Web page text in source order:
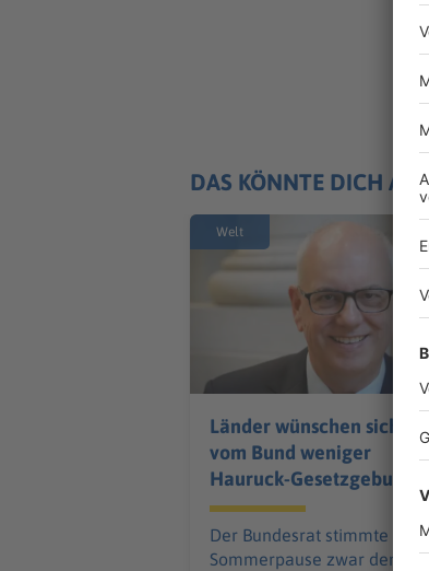
DAS KÖNNTE DICH
Welt
Länder wünschen sich
vom Bund weniger
Hauruck-Gesetzgebung
Der Bundesrat stimmte vor
Sommerpause zwar dem